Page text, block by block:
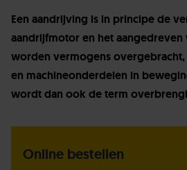
Een aandrijving is in principe de
aandrijfmotor en het
worden vermogens
en machineonderdelen in
wordt dan ook de term
Online bestellen